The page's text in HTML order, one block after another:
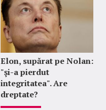
Elon, supărat pe Nolan:
"şi-a pierdut
integritatea". Are
dreptate?